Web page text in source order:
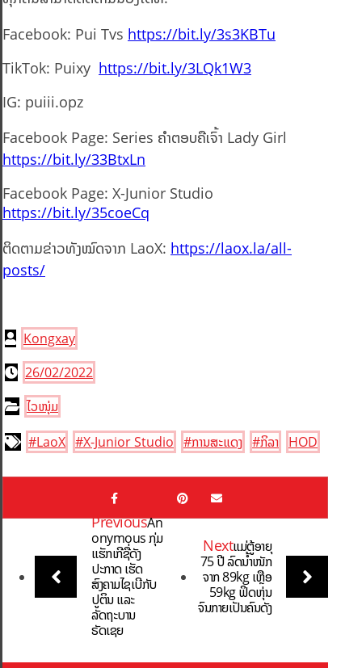
Facebook: Pui Tvs https://bit.ly/3s3KBTu
TikTok: Puixy https://bit.ly/3LQk1W3
IG: puiii.opz
Facebook Page: Series ຄຳຕອບຄືເຈົ້າ Lady Girl
https://bit.ly/33BtxLn
Facebook Page: X-Junior Studio
https://bit.ly/35coeCq
ຕິດຕາມຂ່າວທັງໝົດຈາກ LaoX: https://laox.la/all-
posts/
Kongxay
26/02/2022
ໄວໜຸ່ມ
#LaoX #X-Junior Studio #ການສະແດງ #ກິລາ HOD
PreviousAn
onymous ກຸ່ມ
ແຮັກເກີຊື່ດັງ
ປະກາດ ເຮັດ
ສົງຄາມໄຊເບີກັບ
ປູຕິນ ແລະ
ລັດຖະບານ
ຣັດເຊຍ
Nextແມ່ຕູ້ອາຍຸ
75 ປີ ລົດນໍ້າໜັກ
ຈາກ 89kg ເຫຼືອ
59kg ຟິດຫຸ່ນ
ຈົນກາຍເປັນຄົນດັງ